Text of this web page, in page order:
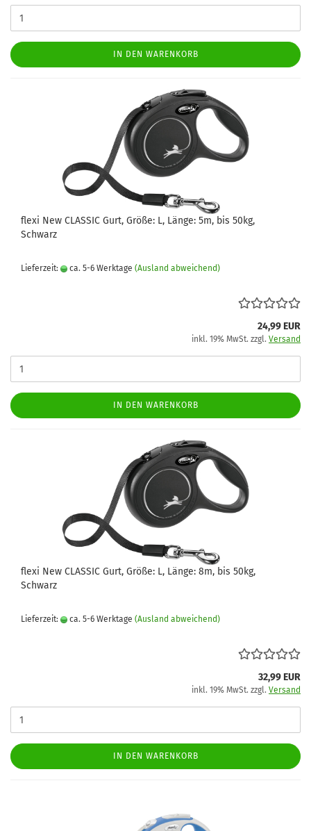
IN DEN WARENKORB
flexi New CLASSIC Gurt, Größe: L, Länge: 5m, bis 50kg,
Schwarz
Lieferzeit: ca. 5-6 Werktage (Ausland abweichend)
24,99 EUR
inkl. 19% MwSt. zzgl. Versand
IN DEN WARENKORB
flexi New CLASSIC Gurt, Größe: L, Länge: 8m, bis 50kg,
Schwarz
Lieferzeit: ca. 5-6 Werktage (Ausland abweichend)
32,99 EUR
inkl. 19% MwSt. zzgl. Versand
IN DEN WARENKORB